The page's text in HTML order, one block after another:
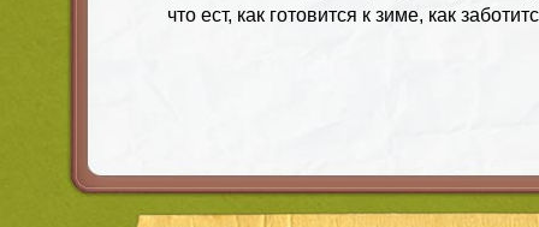
что ест, как готовится к зиме, как